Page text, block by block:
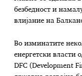
безбедност и
влијание на
Во изминатите
енергетски власти
DFC (Development